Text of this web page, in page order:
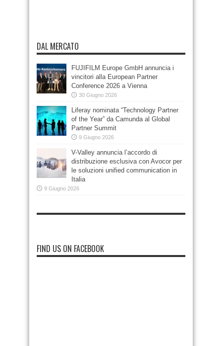
DAL MERCATO
FUJIFILM Europe GmbH annuncia i
vincitori alla European Partner
Conference 2026 a Vienna
30 Giugno 2026
Liferay nominata “Technology Partner
of the Year” da Camunda al Global
Partner Summit
9 Giugno 2026
V-Valley annuncia l’accordo di
distribuzione esclusiva con Avocor per
le soluzioni unified communication in
Italia
9 Giugno 2026
FIND US ON FACEBOOK